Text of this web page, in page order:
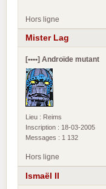
Hors ligne
Mister Lag
[••••] Androïde mutant
Lieu : Reims
Inscription : 18-03-2005
Messages : 1 132
Hors ligne
Ismaël II